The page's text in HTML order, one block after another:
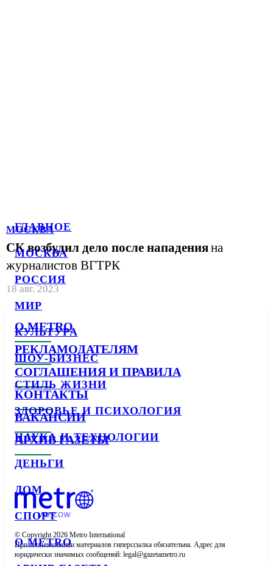
ГЛАВНОЕ
МОСКВА
РОССИЯ
МИР
КУЛЬТУРА
ШОУ-БИЗНЕС
СТИЛЬ ЖИЗНИ
ЗДОРОВЬЕ И ПСИХОЛОГИЯ
НАУКА И ТЕХНОЛОГИИ
ДЕНЬГИ
ДОМ
СПОРТ
О METRO
МОСКВА
СК возбудил дело после нападенияна
журналистов ВГТРК
18 авг. 2023
О METRO
РЕКЛАМОДАТЕЛЯМ
СОГЛАШЕНИЯ И ПРАВИЛА
КОНТАКТЫ
ВАКАНСИИ
АРХИВ ГАЗЕТЫ
© Copyright 2026 Metro International
При использовании материалов гиперссылка обязательна. Адрес для
юридически значимых сообщений: